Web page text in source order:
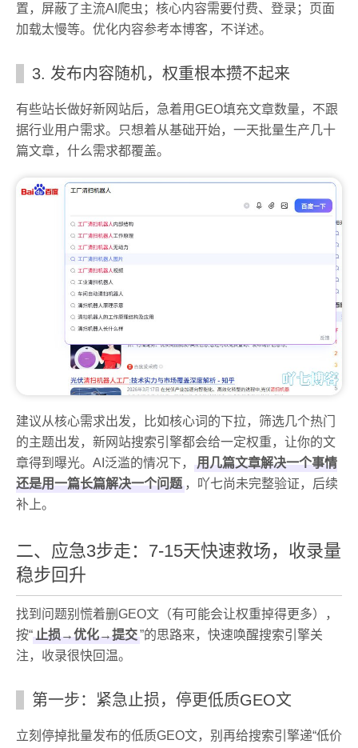
置，屏蔽了主流AI爬虫；核心内容需要付费、登录；页面
加载太慢等。优化内容参考本博客，不详述。
3. 发布内容随机，权重根本攒不起来
有些站长做好新网站后，急着用GEO填充文章数量，不跟
据行业用户需求。只想着从基础开始，一天批量生产几十
篇文章，什么需求都覆盖。
建议从核心需求出发，比如核心词的下拉，筛选几个热门
的主题出发，新网站搜索引擎都会给一定权重，让你的文
章得到曝光。AI泛滥的情况下，
用几篇文章解决一个事情
还是用一篇长篇解决一个问题 ，吖七尚未完整验证，后续
补上。
二、应急3步走：7-15天快速救场，收录量
稳步回升
找到问题别慌着删GEO文（有可能会让权重掉得更多），
按“ 止损→优化→提交”的思路来，快速唤醒搜索引擎关
注，收录很快回温。
第一步：紧急止损，停更低质GEO文
立刻停掉批量发布的低质GEO文，别再给搜索引擎递“低价